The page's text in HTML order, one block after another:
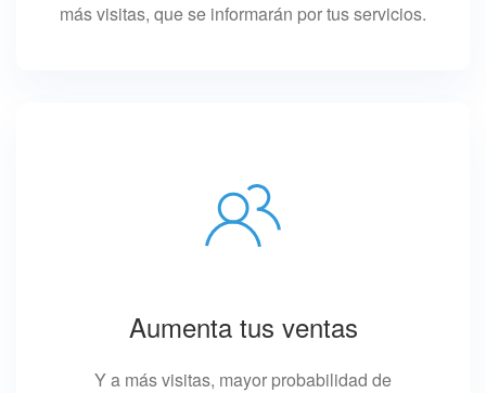
más visitas, que se informarán por tus servicios.
Aumenta tus ventas
Y a más visitas, mayor probabilidad de